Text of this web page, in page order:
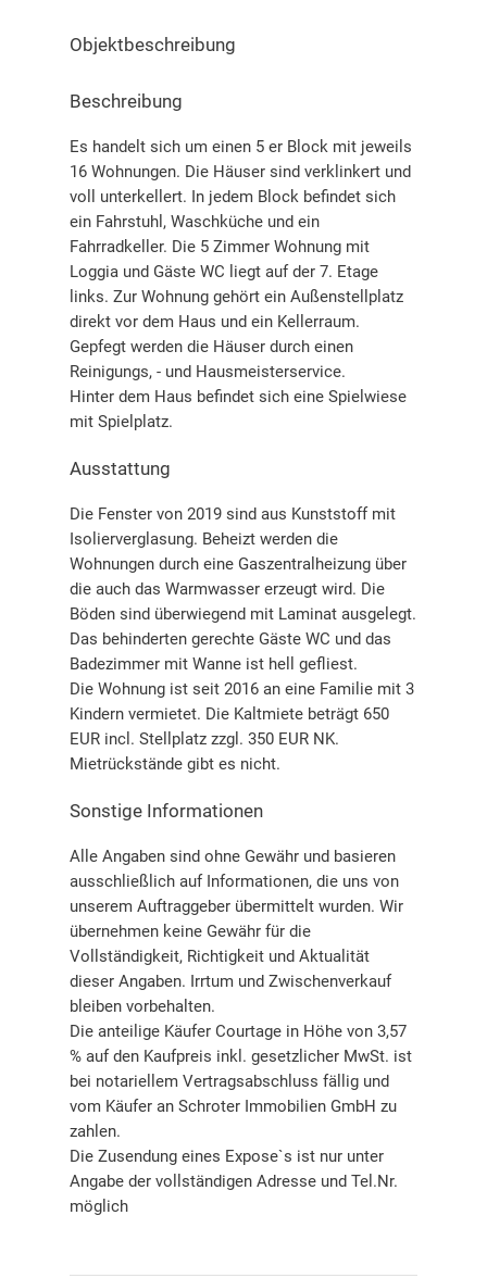
Objekt­beschreibung
Beschreibung
Es handelt sich um einen 5 er Block mit jeweils
16 Wohnungen. Die Häuser sind verklinkert und
voll unterkellert. In jedem Block befindet sich
ein Fahrstuhl, Waschküche und ein
Fahrradkeller. Die 5 Zimmer Wohnung mit
Loggia und Gäste WC liegt auf der 7. Etage
links. Zur Wohnung gehört ein Außenstellplatz
direkt vor dem Haus und ein Kellerraum.
Gepfegt werden die Häuser durch einen
Reinigungs, - und Hausmeisterservice.
Hinter dem Haus befindet sich eine Spielwiese
mit Spielplatz.
Ausstattung
Die Fenster von 2019 sind aus Kunststoff mit
Isolierverglasung. Beheizt werden die
Wohnungen durch eine Gaszentralheizung über
die auch das Warmwasser erzeugt wird. Die
Böden sind überwiegend mit Laminat ausgelegt.
Das behinderten gerechte Gäste WC und das
Badezimmer mit Wanne ist hell gefliest.
Die Wohnung ist seit 2016 an eine Familie mit 3
Kindern vermietet. Die Kaltmiete beträgt 650
EUR incl. Stellplatz zzgl. 350 EUR NK.
Mietrückstände gibt es nicht.
Sonstige Informationen
Alle Angaben sind ohne Gewähr und basieren
ausschließlich auf Informationen, die uns von
unserem Auftraggeber übermittelt wurden. Wir
übernehmen keine Gewähr für die
Vollständigkeit, Richtigkeit und Aktualität
dieser Angaben. Irrtum und Zwischenverkauf
bleiben vorbehalten.
Die anteilige Käufer Courtage in Höhe von 3,57
% auf den Kaufpreis inkl. gesetzlicher MwSt. ist
bei notariellem Vertragsabschluss fällig und
vom Käufer an Schroter Immobilien GmbH zu
zahlen.
Die Zusendung eines Expose`s ist nur unter
Angabe der vollständigen Adresse und Tel.Nr.
möglich